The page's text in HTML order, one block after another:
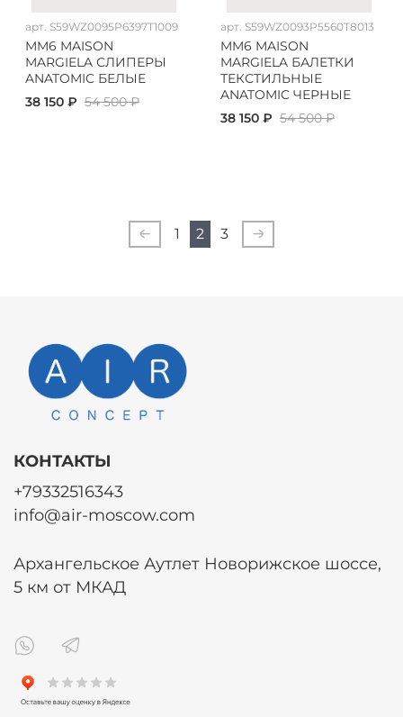
арт. S59WZ0095P6397T1009
MM6 MAISON
MARGIELA СЛИПЕРЫ
ANATOMIC БЕЛЫЕ
38 150 ₽ 54 500 ₽
арт. S59WZ0093P5560T8013
MM6 MAISON
MARGIELA БАЛЕТКИ
ТЕКСТИЛЬНЫЕ
ANATOMIC ЧЕРНЫЕ
38 150 ₽ 54 500 ₽
1 2 3
КОНТАКТЫ
+79332516343
info@air-moscow.com
Архангельское Аутлет Новорижское шоссе,
5 км от МКАД